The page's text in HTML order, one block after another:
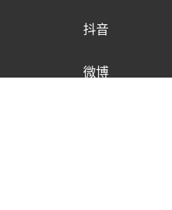
抖音
微博